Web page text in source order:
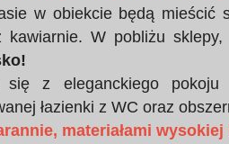
w obiekcie będą mieścić
W pobliżu sklepy,
się z eleganckiego
łazienki z WC oraz
materiałami wysokiej